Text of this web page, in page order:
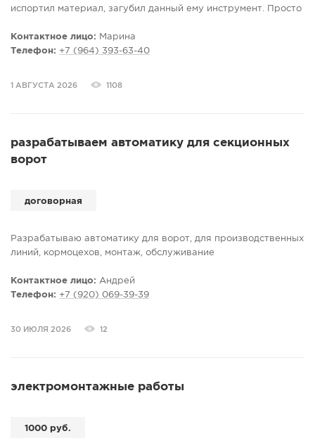
испортил материал, загубил данный ему инструмент. Просто
Контактное лицо: Марина
Телефон: +7 (964) 393-63-40
1 АВГУСТА 2026 1108
разрабатываем автоматику для секционных
ворот
договорная
Разрабатываю автоматику для ворот, для производственных
линий, кормоцехов, монтаж, обслуживание
Контактное лицо: Андрей
Телефон: +7 (920) 069-39-39
30 ИЮЛЯ 2026 12
электромонтажные работы
1000 руб.